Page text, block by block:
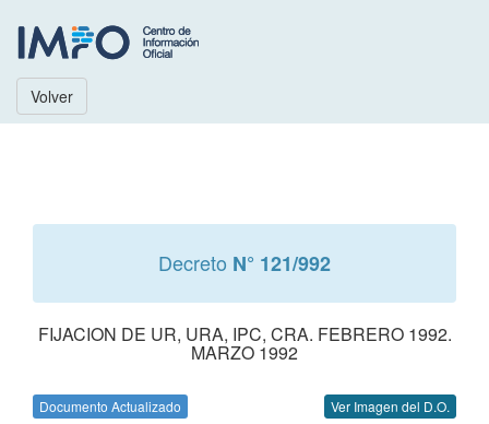
Volver
Decreto N° 121/992
FIJACION DE UR, URA, IPC, CRA. FEBRERO 1992.
MARZO 1992
Documento Actualizado Ver Imagen del D.O.